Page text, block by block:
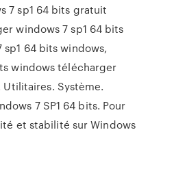
7 sp1 64 bits gratuit
windows 7 sp1 64 bits
64 bits windows,
windows télécharger
Système.
7 SP1 64 bits. Pour
et stabilité sur Windows